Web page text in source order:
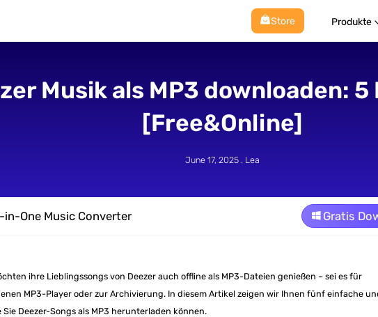
Store Produkte
Musik als MP3 downloaden:
[Free&Online]
June 17, 2025 . Lea
in-One Music Converter Gratis
ihre Lieblingssongs von Deezer auch offline als MP3-Dateien genießen – sei es für
MP3-Player oder zur Archivierung. In diesem Artikel zeigen wir Ihnen fünf einfache
Deezer-Songs als MP3 herunterladen können.